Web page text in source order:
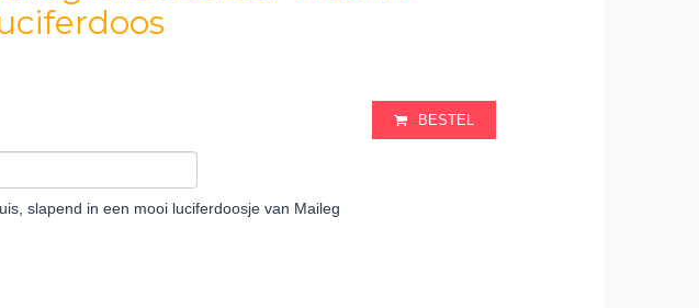
BESTEL
slapend in een mooi luciferdoosje van Maileg